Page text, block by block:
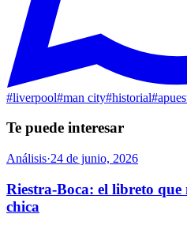
#liverpool#man city#historial#
Te puede interesar
Análisis·24 de junio, 2026
Riestra-Boca: el libreto que
chica